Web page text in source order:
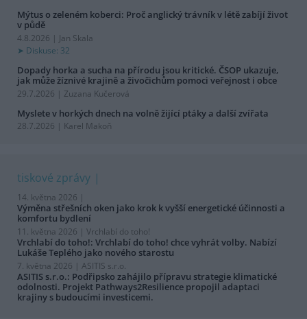
Mýtus o zeleném koberci: Proč anglický trávník v létě zabíjí život
v půdě
4.8.2026 | Jan Skala
Diskuse: 32
Dopady horka a sucha na přírodu jsou kritické. ČSOP ukazuje,
jak může žíznivé krajině a živočichům pomoci veřejnost i obce
29.7.2026 | Zuzana Kučerová
Myslete v horkých dnech na volně žijící ptáky a další zvířata
28.7.2026 | Karel Makoň
tiskové zprávy
14. května 2026 |
Výměna střešních oken jako krok k vyšší energetické účinnosti a
komfortu bydlení
11. května 2026 | Vrchlabí do toho!
Vrchlabí do toho!: Vrchlabí do toho! chce vyhrát volby. Nabízí
Lukáše Teplého jako nového starostu
7. května 2026 | ASITIS s.r.o.
ASITIS s.r.o.: Podřipsko zahájilo přípravu strategie klimatické
odolnosti. Projekt Pathways2Resilience propojil adaptaci
krajiny s budoucími investicemi.